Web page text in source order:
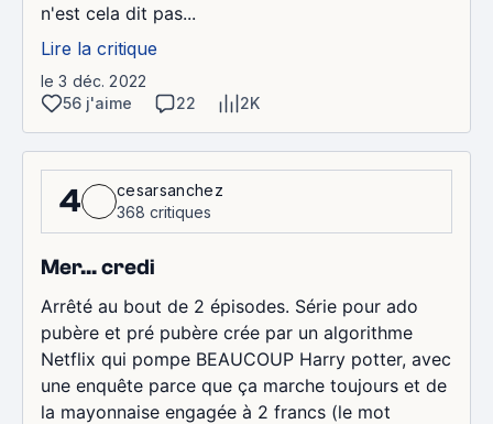
n'est cela dit pas...
Lire la critique
le 3 déc. 2022
56 j'aime
22 2K
4
cesarsanchez
368 critiques
Mer… credi
Arrêté au bout de 2 épisodes. Série pour ado
pubère et pré pubère crée par un algorithme
Netflix qui pompe BEAUCOUP Harry potter, avec
une enquête parce que ça marche toujours et de
la mayonnaise engagée à 2 francs (le mot